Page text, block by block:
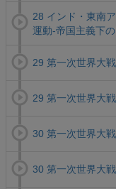
28 インド・東南
運動-帝国主義下
29 第一次世界大
29 第一次世界大
30 第一次世界大
30 第一次世界大